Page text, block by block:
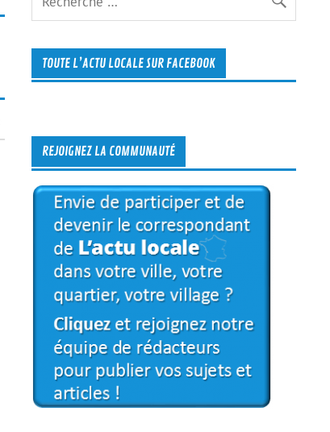
TOUTE L’ACTU LOCALE SUR FACEBOOK
REJOIGNEZ LA COMMUNAUTÉ